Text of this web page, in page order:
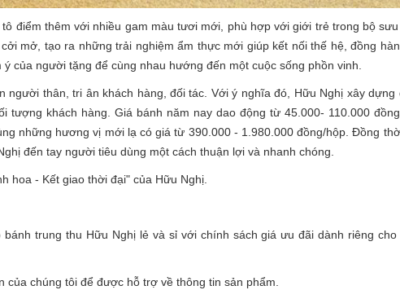
điểm thêm với nhiều gam màu tươi mới, phù hợp với giới trẻ trong bộ
mở, tạo ra những trải nghiệm ẩm thực mới giúp kết nối thế hệ, đồng
của người tặng để cùng nhau hướng đến một cuộc sống phồn vinh.
thân, tri ân khách hàng, đối tác. Với ý nghĩa đó, Hữu Nghị xây dựng
khách hàng. Giá bánh năm nay dao động từ 45.000- 110.000
những hương vị mới lạ có giá từ 390.000 - 1.980.000 đồng/hộp. Đồng
đến tay người tiêu dùng một cách thuận lợi và nhanh chóng.
hoa - Kết giao thời đại" của Hữu Nghị.
trung thu Hữu Nghị lẻ và sỉ với chính sách giá ưu đãi dành riêng cho
của chúng tôi để được hỗ trợ về thông tin sản phẩm.